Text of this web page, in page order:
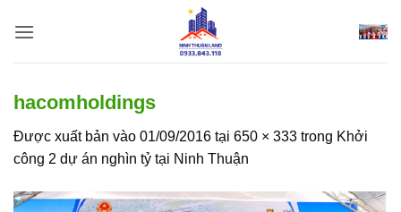
qua
hacomholdings
Được xuất bản vào 01/09/2016 tại 650 × 333 trong Khởi
công 2 dự án nghìn tỷ tại Ninh Thuận